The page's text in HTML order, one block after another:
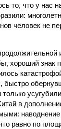
то, что у нас
человек не
хороший знак
быстро
в
равно по